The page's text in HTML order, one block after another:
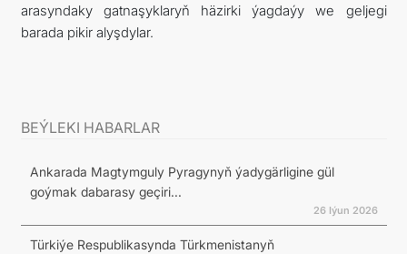
arasyndaky gatnaşyklaryň häzirki ýagdaýy we geljegi
barada pikir alyşdylar.
BEÝLEKI HABARLAR
Ankarada Magtymguly Pyragynyň ýadygärligine gül
goýmak dabarasy geçiri...
26 Iýun 2026
Türkiýe Respublikasynda Türkmenistanyň